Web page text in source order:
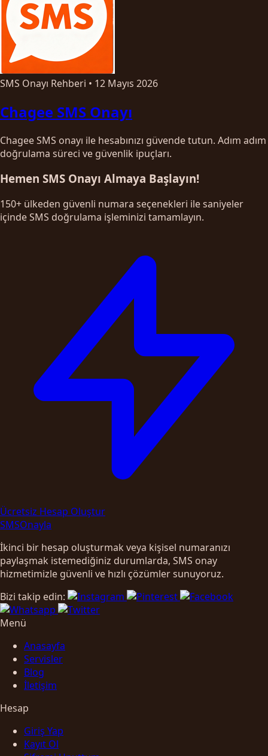
SMS Onayı Rehberi • 12 Mayıs 2026
Chagee SMS Onayı
Chagee SMS onayı ile hesabınızı güvende tutun. Adım adım
doğrulama süreci ve güvenlik ipuçları.
Hemen SMS Onayı Almaya Başlayın!
150+ ülkeden güvenli numara seçenekleri ile saniyeler
içinde SMS doğrulama işleminizi tamamlayın.
Ücretsiz Hesap Oluştur
SMSOnayla
İkinci bir hesap oluşturmak veya kişisel numaranızı
paylaşmak istemediğiniz durumlarda, SMS onay
hizmetimizle güvenli ve hızlı çözümler sunuyoruz.
Bizi takip edin:
Menü
Anasayfa
Servisler
Blog
İletişim
Hesap
Giriş Yap
Kayıt Ol